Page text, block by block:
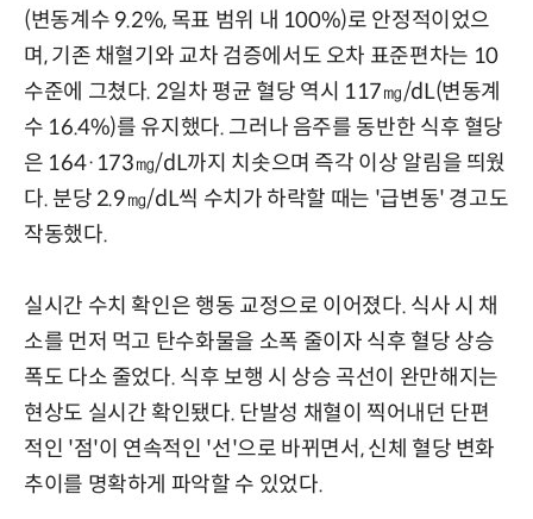
(변동계수 9.2%, 목표 범위 내 100%)로 안정적이었으
며, 기존 채혈기와 교차 검증에서도 오차 표준편차는 10
수준에 그쳤다. 2일차 평균 혈당 역시 117㎎/dL(변동계
수 16.4%)를 유지했다. 그러나 음주를 동반한 식후 혈당
은 164·173㎎/dL까지 치솟으며 즉각 이상 알림을 띄웠
다. 분당 2.9㎎/dL씩 수치가 하락할 때는 '급변동' 경고도
작동했다.
실시간 수치 확인은 행동 교정으로 이어졌다. 식사 시 채
소를 먼저 먹고 탄수화물을 소폭 줄이자 식후 혈당 상승
폭도 다소 줄었다. 식후 보행 시 상승 곡선이 완만해지는
현상도 실시간 확인됐다. 단발성 채혈이 찍어내던 단편
적인 '점'이 연속적인 '선'으로 바뀌면서, 신체 혈당 변화
추이를 명확하게 파악할 수 있었다.